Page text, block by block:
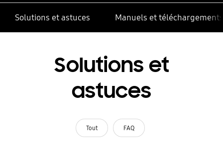
Solutions et astuces Manuels et téléchargements
Solutions et
astuces
Tout FAQ